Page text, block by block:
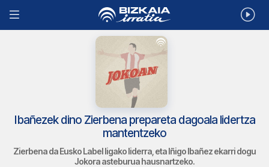
Ibañezek dino Zierbena prepareta dagoala lidertza
mantentzeko
Zierbena da Eusko Label ligako liderra, eta Iñigo Ibañez ekarri dogu
Jokora asteburua hausnartzeko.